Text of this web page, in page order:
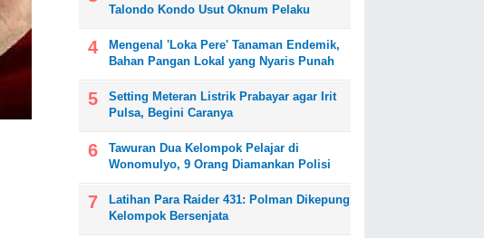
Talondo Kondo Usut Oknum Pelaku
Mengenal 'Loka Pere' Tanaman Endemik,
Bahan Pangan Lokal yang Nyaris Punah
Setting Meteran Listrik Prabayar agar Irit
Pulsa, Begini Caranya
Tawuran Dua Kelompok Pelajar di
Wonomulyo, 9 Orang Diamankan Polisi
Latihan Para Raider 431: Polman Dikepung
Kelompok Bersenjata